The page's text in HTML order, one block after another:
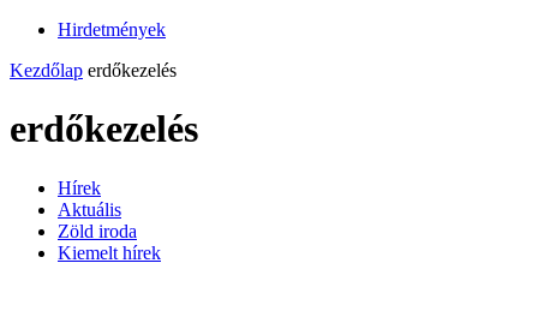
Hirdetmények
Kezdőlap erdőkezelés
erdőkezelés
Hírek
Aktuális
Zöld iroda
Kiemelt hírek